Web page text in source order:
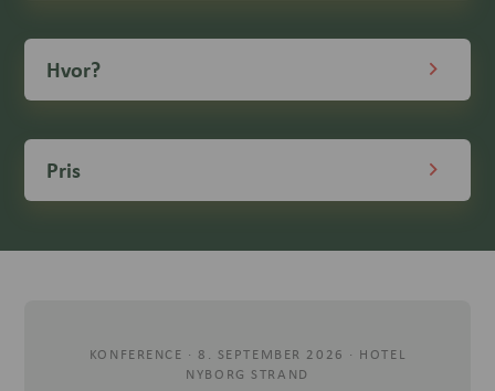
Hvor?
Pris
KONFERENCE · 8. SEPTEMBER 2026 · HOTEL
NYBORG STRAND